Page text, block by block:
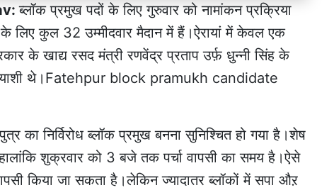
ब्लॉक प्रमुख पदों के लिए गुरुवार को नामांकन प्रक्रिया
लिए कुल 32 उम्मीदवार मैदान में हैं।ऐरायां में केवल एक
के खाद्य रसद मंत्री रणवेंद्र प्रताप उर्फ़ धुन्नी सिंह के
थे।Fatehpur block pramukh candidate
का निर्विरोध ब्लॉक प्रमुख बनना सुनिश्चित हो गया है।शेष
शुक्रवार को 3 बजे तक पर्चा वापसी का समय है।ऐसे
किया जा सकता है।लेकिन ज्यादातर ब्लॉकों में सपा औऱ